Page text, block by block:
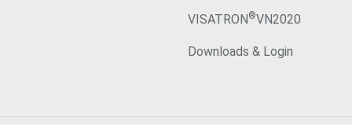
VISATRON®VN2020
Downloads & Login